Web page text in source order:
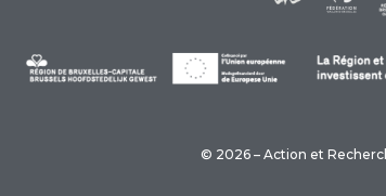
© 2026 – Action et